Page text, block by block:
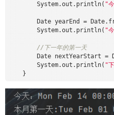
        System.out.println(
"
Date yearEnd =
        System.out.println(
"
//下一年的第一天
Date nextYearStart =
        System.out.println(
"